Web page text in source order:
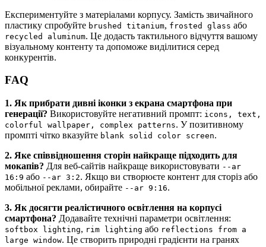
Експериментуйте з матеріалами корпусу. Замість звичайного
пластику спробуйте brushed titanium, frosted glass або
recycled aluminum. Це додасть тактильного відчуття вашому
візуальному контенту та допоможе виділитися серед
конкурентів.
FAQ
1. Як прибрати дивні іконки з екрана смартфона при
генерації? Використовуйте негативний промпт: icons, text,
colorful wallpaper, complex patterns. У позитивному
промпті чітко вказуйте blank solid color screen.
2. Яке співвідношення сторін найкраще підходить для
мокапів? Для веб-сайтів найкраще використовувати --ar
16:9 або --ar 3:2. Якщо ви створюєте контент для сторіз або
мобільної реклами, обирайте --ar 9:16.
3. Як досягти реалістичного освітлення на корпусі
смартфона? Додавайте технічні параметри освітлення:
softbox lighting, rim lighting або reflections from a
large window. Це створить природні градієнти на гранях